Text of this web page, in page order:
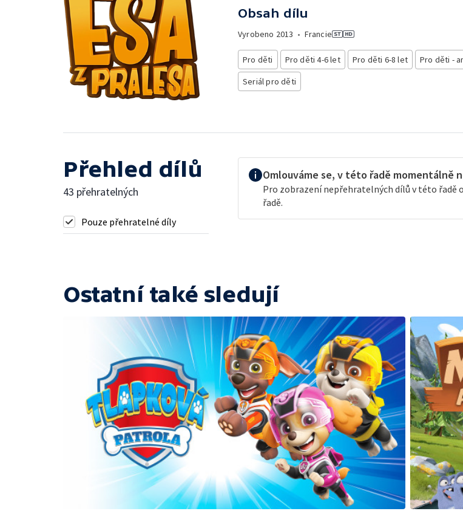
Obsah dílu
Vyrobeno 2013 • Francie
Pro děti Pro děti 4-6 let Pro děti 6-8 let Pro děti -
Seriál pro děti
Přehled dílů
43 přehratelných
Pouze přehratelné díly
Omlouváme se, v této řadě momentálně
Pro zobrazení nepřehratelných dílů v této
řadě.
Ostatní také sledují